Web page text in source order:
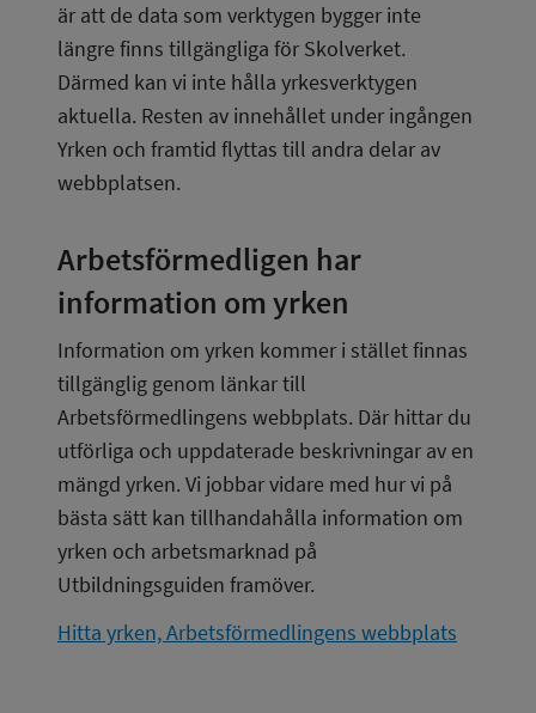
är att de data som verktygen bygger inte
längre finns tillgängliga för Skolverket.
Därmed kan vi inte hålla yrkesverktygen
aktuella. Resten av innehållet under ingången
Yrken och framtid flyttas till andra delar av
webbplatsen.
Arbetsförmedligen har
information om yrken
Information om yrken kommer i stället finnas
tillgänglig genom länkar till
Arbetsförmedlingens webbplats. Där hittar du
utförliga och uppdaterade beskrivningar av en
mängd yrken. Vi jobbar vidare med hur vi på
bästa sätt kan tillhandahålla information om
yrken och arbetsmarknad på
Utbildningsguiden framöver.
Hitta yrken, Arbetsförmedlingens webbplats